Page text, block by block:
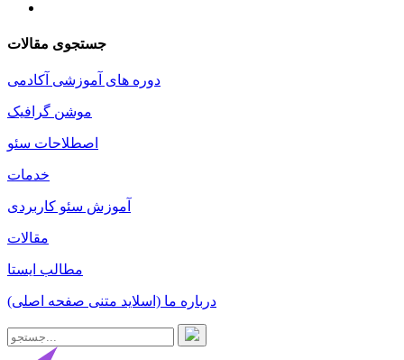
جستجوی مقالات
دوره های آموزشی آکادمی
موشن گرافیک
اصطلاحات سئو
خدمات
آموزش سئو کاربردی
مقالات
مطالب ایستا
درباره ما (اسلاید متنی صفحه اصلی)